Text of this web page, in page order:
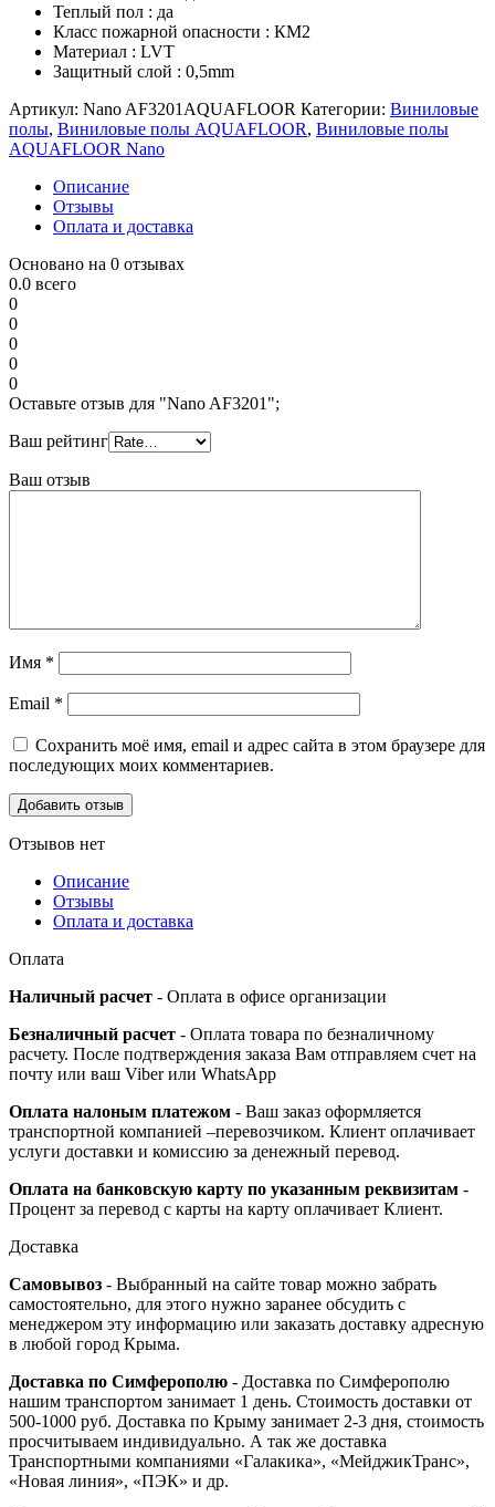
Теплый пол : да
Класс пожарной опасности : КМ2
Материал : LVT
Защитный слой : 0,5mm
Артикул: Nano AF3201AQUAFLOOR Категории: Виниловые
полы, Виниловые полы AQUAFLOOR, Виниловые полы
AQUAFLOOR Nano
Описание
Отзывы
Оплата и доставка
Основано на 0 отзывах
0.0 всего
0
0
0
0
0
Оставьте отзыв для "Nano AF3201";
Ваш рейтинг
Ваш отзыв
Имя *
Email *
Сохранить моё имя, email и адрес сайта в этом браузере для
последующих моих комментариев.
Отзывов нет
Описание
Отзывы
Оплата и доставка
Оплата
Наличный расчет - Оплата в офисе организации
Безналичный расчет - Оплата товара по безналичному
расчету. После подтверждения заказа Вам отправляем счет на
почту или ваш Viber или WhatsApp
Оплата налоным платежом - Ваш заказ оформляется
транспортной компанией –перевозчиком. Клиент оплачивает
услуги доставки и комиссию за денежный перевод.
Оплата на банковскую карту по указанным реквизитам -
Процент за перевод с карты на карту оплачивает Клиент.
Доставка
Самовывоз - Выбранный на сайте товар можно забрать
самостоятельно, для этого нужно заранее обсудить с
менеджером эту информацию или заказать доставку адресную
в любой город Крыма.
Доставка по Симферополю - Доставка по Симферополю
нашим транспортом занимает 1 день. Стоимость доставки от
500-1000 руб. Доставка по Крыму занимает 2-3 дня, стоимость
просчитываем индивидуально. А так же доставка
Транспортными компаниями «Галакика», «МейджикТранс»,
«Новая линия», «ПЭК» и др.